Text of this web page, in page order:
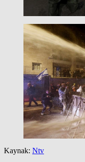
Kaynak: Ntv